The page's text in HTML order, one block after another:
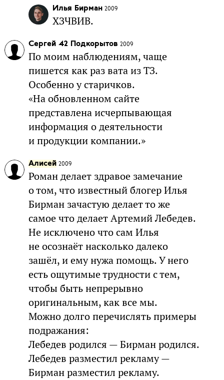
Илья Бирман 2009
ХЗЧВИВ.
Сергей 42 Подкорытов 2009
По моим наблюдениям, чаще
пишется как раз вата из ТЗ.
Особенно у старичков.
«На обновленном сайте
представлена исчерпывающая
информация о деятельности
и продукции компании.»
Алисей 2009
Роман делает здравое замечание
о том, что известный блогер Илья
Бирман зачастую делает то же
самое что делает Артемий Лебедев.
Не исключено что сам Илья
не осознаёт насколько далеко
зашёл, и ему нужа помощь. У него
есть ощутимые трудности с тем,
чтобы быть непрерывно
оригинальным, как все мы.
Можно долго перечислять примеры
подражания:
Лебедев родился — Бирман родился.
Лебедев разместил рекламу —
Бирман разместил рекламу.